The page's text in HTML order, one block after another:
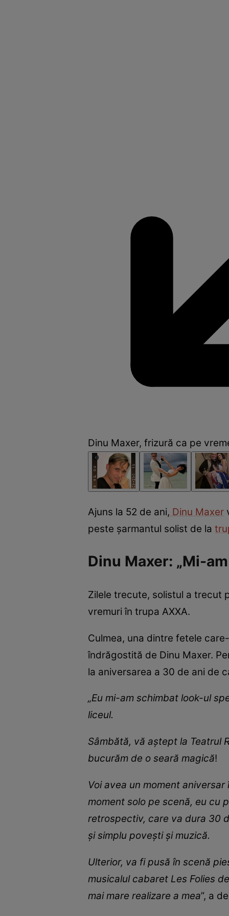
Dinu Maxer, frizură ca pe
Ajuns la 52 de ani, Dinu Maxer
peste șarmantul solist de la
Dinu Maxer: „Mi-
Zilele trecute, solistul a trecut
vremuri în trupa AXXA.
Culmea, una dintre fetele
îndrăgostită de Dinu Maxer.
la aniversarea a 30 de ani de
„Eu mi-am schimbat look-ul
liceul.
Sâmbătă, vă aștept la Teatrul
bucurăm de o seară magică!
Voi avea un moment
moment solo pe scenă, eu cu
retrospectiv, care va dura 30
și simplu povești și muzică.
Ulterior, va fi pusă în scenă
musicalul cabaret Les Folies
mai mare realizare a mea”, a